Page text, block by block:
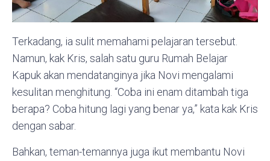
Terkadang, ia sulit memahami pelajaran tersebut.
Namun, kak Kris, salah satu guru Rumah Belajar
Kapuk akan mendatanginya jika Novi mengalami
kesulitan menghitung. “Coba ini enam ditambah tiga
berapa? Coba hitung lagi yang benar ya,” kata kak Kris
dengan sabar.
Bahkan, teman-temannya juga ikut membantu Novi